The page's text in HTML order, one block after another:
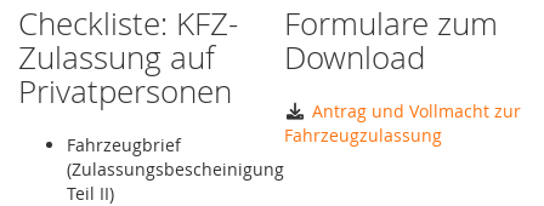
Checkliste: KFZ-
Zulassung auf
Privatpersonen
Fahrzeugbrief
(Zulassungsbescheinigung
Teil II)
Formulare zum
Download
Antrag und Vollmacht zur
Fahrzeugzulassung